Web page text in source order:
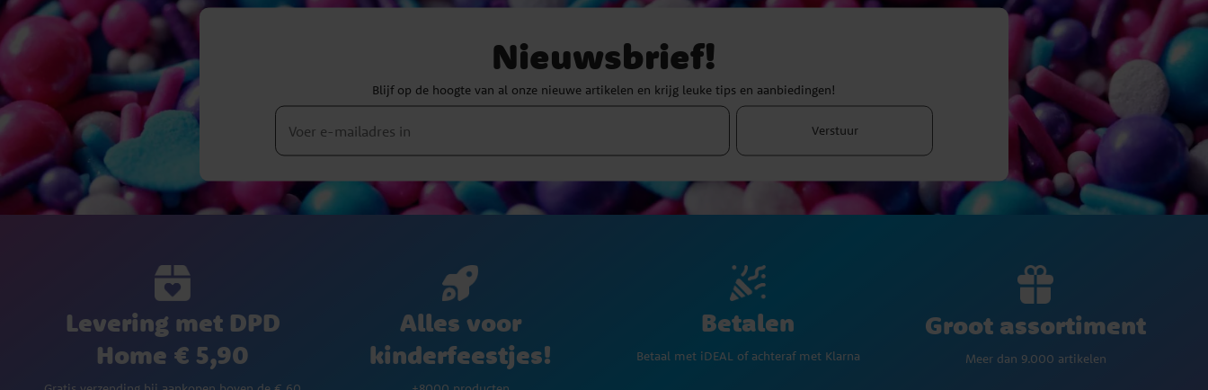
Nieuwsbrief!
Blijf op de hoogte van al onze nieuwe artikelen en krijg leuke tips en aanbiedingen!
Verstuur
Levering met DPD
Home € 5,90
Alles voor
kinderfeestjes!
Betalen
Betaal met iDEAL of achteraf met Klarna
Groot assortiment
Meer dan 9.000 artikelen